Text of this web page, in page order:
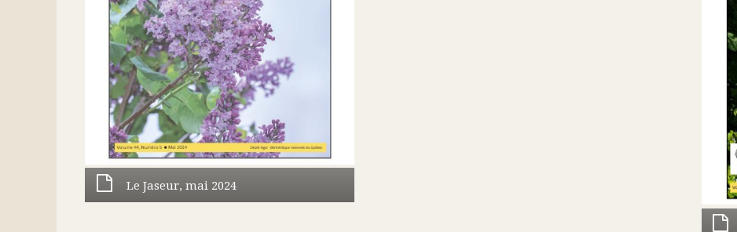
Le Jaseur, mai 2024